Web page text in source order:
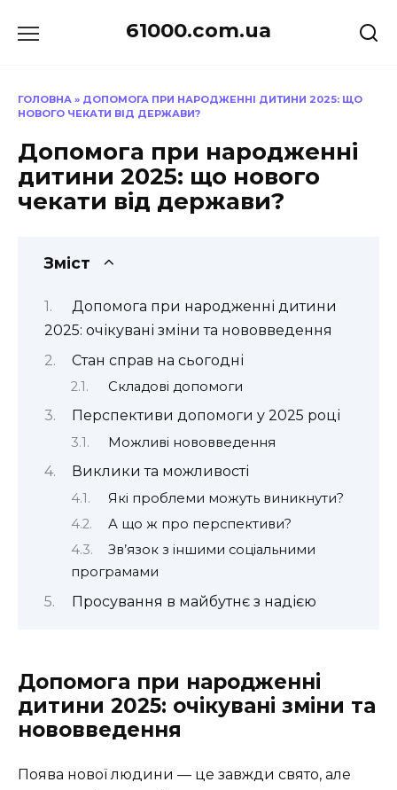
до
61000.com.ua
ГОЛОВНА » ДОПОМОГА ПРИ НАРОДЖЕННІ ДИТИНИ 2025: ЩО
НОВОГО ЧЕКАТИ ВІД ДЕРЖАВИ?
Допомога при народженні
дитини 2025: що нового
чекати від держави?
Зміст
Допомога при народженні дитини
2025: очікувані зміни та нововведення
Стан справ на сьогодні
Складові допомоги
Перспективи допомоги у 2025 році
Можливі нововведення
Виклики та можливості
Які проблеми можуть виникнути?
А що ж про перспективи?
Зв’язок з іншими соціальними
програмами
Просування в майбутнє з надією
Допомога при народженні
дитини 2025: очікувані зміни та
нововведення
Поява нової людини — це завжди свято, але